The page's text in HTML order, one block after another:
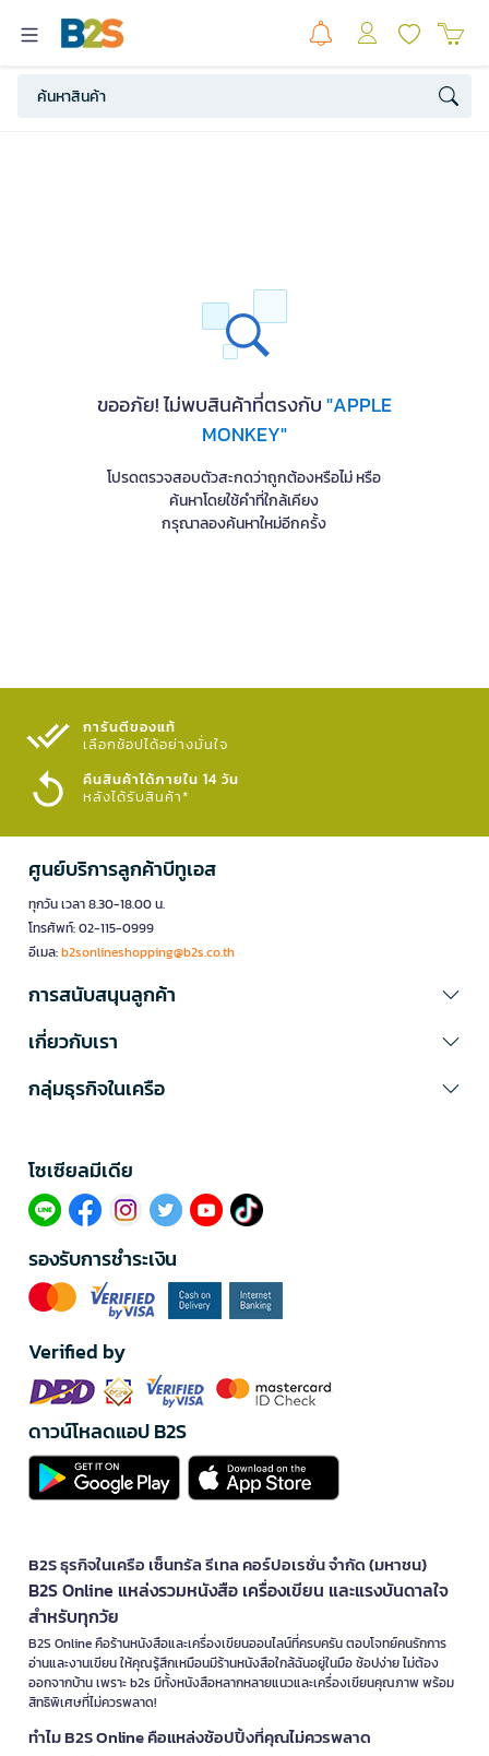
ขออภัย! ไม่พบสินค้าที่ตรงกับ"APPLE
MONKEY"
โปรดตรวจสอบตัวสะกดว่าถูกต้องหรือไม่ หรือ
ค้นหาโดยใช้คำที่ใกล้เคียง
กรุณาลองค้นหาใหม่อีกครั้ง
การันตีของแท้
เลือกช้อปได้อย่างมั่นใจ​
คืนสินค้าได้ภายใน 14 วัน
หลังได้รับสินค้า*
ศูนย์บริการลูกค้าบีทูเอส
ทุกวัน เวลา 8.30-18.00 น.
โทรศัพท์: 02-115-0999
อีเมล:b2sonlineshopping@b2s.co.th
การสนับสนุนลูกค้า
เกี่ยวกับเรา
กลุ่มธุรกิจในเครือ
โซเซียลมีเดีย​
รองรับการชำระเงิน
Verified by
ดาวน์โหลดแอป B2S
B2S ธุรกิจในเครือ เซ็นทรัล รีเทล คอร์ปอเรชั่น จำกัด (มหาชน)
B2S Online แหล่งรวมหนังสือ เครื่องเขียน และแรงบันดาลใจ
สำหรับทุกวัย
B2S Online คือร้านหนังสือและเครื่องเขียนออนไลน์ที่ครบครัน ตอบโจทย์คนรักการ
อ่านและงานเขียน ให้คุณรู้สึกเหมือนมีร้านหนังสือใกล้ฉันอยู่ในมือ ช้อปง่าย ไม่ต้อง
ออกจากบ้าน เพราะ b2s มีทั้งหนังสือหลากหลายแนวและเครื่องเขียนคุณภาพ พร้อม
สิทธิพิเศษที่ไม่ควรพลาด!
ทำไม B2S Online คือแหล่งช้อปปิ้งที่คุณไม่ควรพลาด